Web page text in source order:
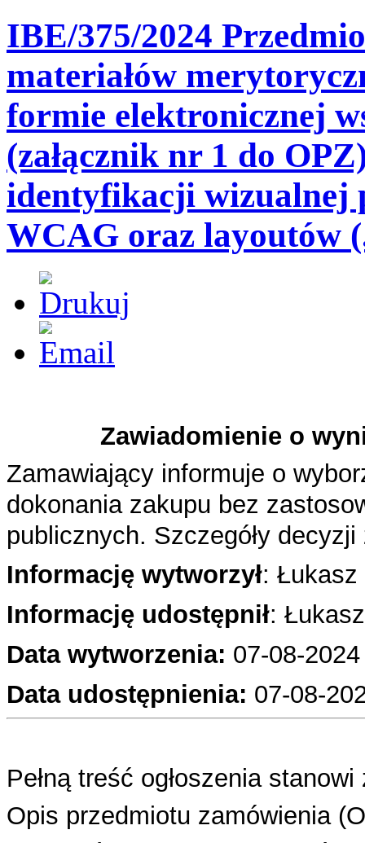
IBE/375/2024
materiałów
formie elektronicznej
(załącznik nr 1 do
identyfikacji wizualnej
WCAG oraz layoutów
Zawiadomienie o
Zamawiający informuje o
dokonania zakupu bez
publicznych. Szczegóły
Informację wytworzył: Łukasz
Informację udostępnił:
Data wytworzenia: 07-08-
Data udostępnienia: 07-08-
Pełną treść ogłoszenia stanowi
Opis przedmiotu zamówienia